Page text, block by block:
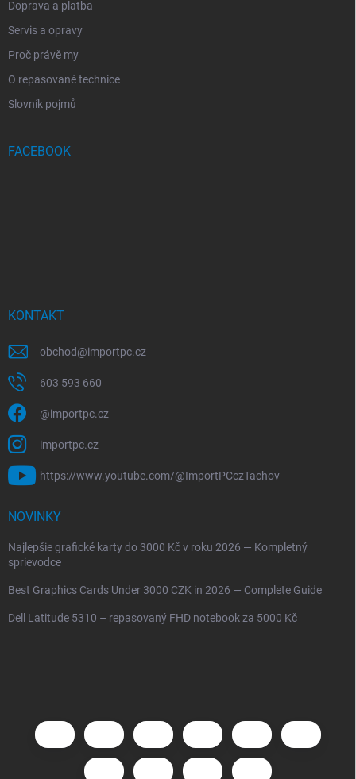
Doprava a platba
Servis a opravy
Proč právě my
O repasované technice
Slovník pojmů
FACEBOOK
KONTAKT
obchod@importpc.cz
603 593 660
@importpc.cz
importpc.cz
https://www.youtube.com/@ImportPCczTachov
NOVINKY
Najlepšie grafické karty do 3000 Kč v roku 2026 — Kompletný
sprievodce
Best Graphics Cards Under 3000 CZK in 2026 — Complete Guide
Dell Latitude 5310 – repasovaný FHD notebook za 5000 Kč